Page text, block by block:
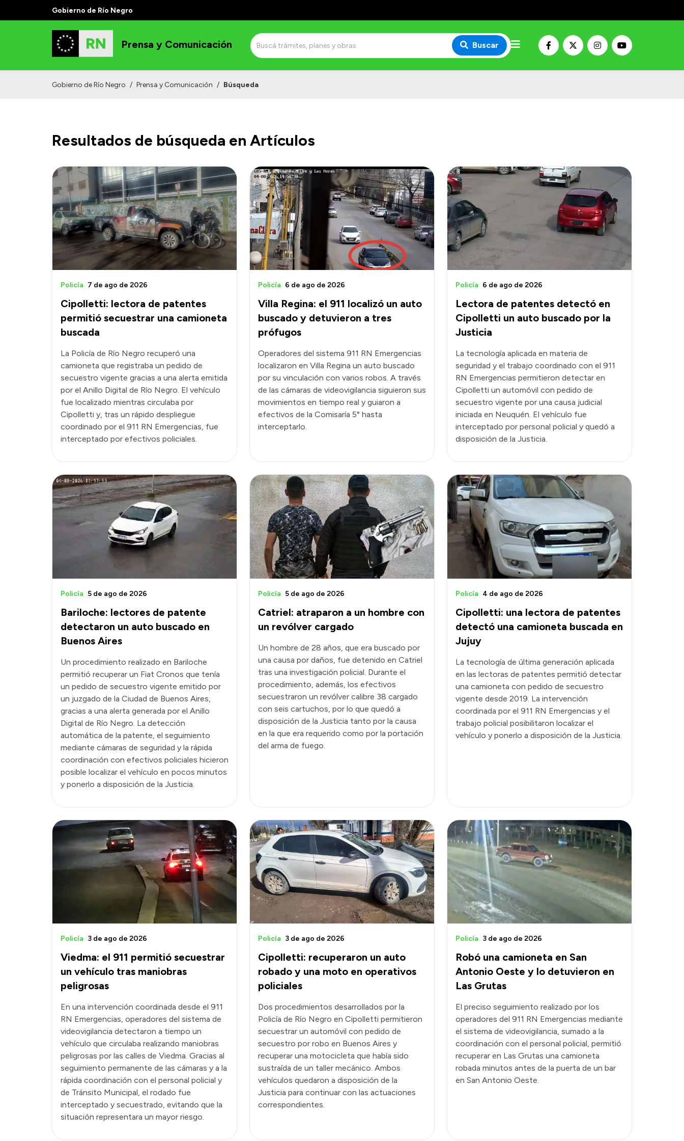
Gobierno de Río Negro
Prensa y Comunicación Buscar
Gobierno de Río Negro / Prensa y Comunicación / Búsqueda
Resultados de búsqueda en Artículos
Cipolletti: lectora de patentes
permitió secuestrar una camioneta
buscada
Policía 7 de ago de 2026
La Policía de Río Negro recuperó una
camioneta que registraba un pedido de
secuestro vigente gracias a una alerta emitida
por el Anillo Digital de Río Negro. El vehículo
fue localizado mientras circulaba por
Cipolletti y, tras un rápido despliegue
coordinado por el 911 RN Emergencias, fue
interceptado por efectivos policiales.
Villa Regina: el 911 localizó un auto
buscado y detuvieron a tres
prófugos
Policía 6 de ago de 2026
Operadores del sistema 911 RN Emergencias
localizaron en Villa Regina un auto buscado
por su vinculación con varios robos. A través
de las cámaras de videovigilancia siguieron sus
movimientos en tiempo real y guiaron a
efectivos de la Comisaría 5° hasta
interceptarlo.
Lectora de patentes detectó en
Cipolletti un auto buscado por la
Justicia
Policía 6 de ago de 2026
La tecnología aplicada en materia de
seguridad y el trabajo coordinado con el 911
RN Emergencias permitieron detectar en
Cipolletti un automóvil con pedido de
secuestro vigente por una causa judicial
iniciada en Neuquén. El vehículo fue
interceptado por personal policial y quedó a
disposición de la Justicia.
Bariloche: lectores de patente
detectaron un auto buscado en
Buenos Aires
Policía 5 de ago de 2026
Un procedimiento realizado en Bariloche
permitió recuperar un Fiat Cronos que tenía
un pedido de secuestro vigente emitido por
un juzgado de la Ciudad de Buenos Aires,
gracias a una alerta generada por el Anillo
Digital de Río Negro. La detección
automática de la patente, el seguimiento
mediante cámaras de seguridad y la rápida
coordinación con efectivos policiales hicieron
posible localizar el vehículo en pocos minutos
y ponerlo a disposición de la Justicia.
Catriel: atraparon a un hombre con
un revólver cargado
Policía 5 de ago de 2026
Un hombre de 28 años, que era buscado por
una causa por daños, fue detenido en Catriel
tras una investigación policial. Durante el
procedimiento, además, los efectivos
secuestraron un revólver calibre 38 cargado
con seis cartuchos, por lo que quedó a
disposición de la Justicia tanto por la causa
en la que era requerido como por la portación
del arma de fuego.
Cipolletti: una lectora de patentes
detectó una camioneta buscada en
Jujuy
Policía 4 de ago de 2026
La tecnología de última generación aplicada
en las lectoras de patentes permitió detectar
una camioneta con pedido de secuestro
vigente desde 2019. La intervención
coordinada por el 911 RN Emergencias y el
trabajo policial posibilitaron localizar el
vehículo y ponerlo a disposición de la Justicia.
Viedma: el 911 permitió secuestrar
un vehículo tras maniobras
peligrosas
Policía 3 de ago de 2026
En una intervención coordinada desde el 911
RN Emergencias, operadores del sistema de
videovigilancia detectaron a tiempo un
vehículo que circulaba realizando maniobras
peligrosas por las calles de Viedma. Gracias al
seguimiento permanente de las cámaras y a la
rápida coordinación con el personal policial y
de Tránsito Municipal, el rodado fue
interceptado y secuestrado, evitando que la
situación representara un mayor riesgo.
Cipolletti: recuperaron un auto
robado y una moto en operativos
policiales
Policía 3 de ago de 2026
Dos procedimientos desarrollados por la
Policía de Río Negro en Cipolletti permitieron
secuestrar un automóvil con pedido de
secuestro por robo en Buenos Aires y
recuperar una motocicleta que había sido
sustraída de un taller mecánico. Ambos
vehículos quedaron a disposición de la
Justicia para continuar con las actuaciones
correspondientes.
Robó una camioneta en San
Antonio Oeste y lo detuvieron en
Las Grutas
Policía 3 de ago de 2026
El preciso seguimiento realizado por los
operadores del 911 RN Emergencias mediante
el sistema de videovigilancia, sumado a la
coordinación con el personal policial, permitió
recuperar en Las Grutas una camioneta
robada minutos antes de la puerta de un bar
en San Antonio Oeste.